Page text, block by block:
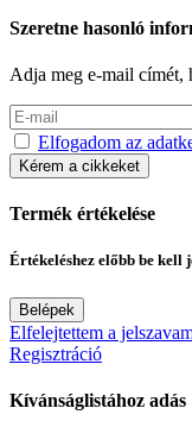
Szeretne hasonló
Adja meg e-mail címét,
Elfogadom az
Kérem a cikkeket
Termék értékelése
Értékeléshez előbb be kell
Belépek
Elfelejtettem a
Regisztráció
Kívánságlistához adás